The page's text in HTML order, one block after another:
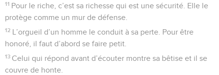
11 Pour le riche, c’est sa richesse qui est une sécurité. Elle le
protège comme un mur de défense.
12 L’orgueil d’un homme le conduit à sa perte. Pour être
honoré, il faut d’abord se faire petit.
13 Celui qui répond avant d’écouter montre sa bêtise et il se
couvre de honte.